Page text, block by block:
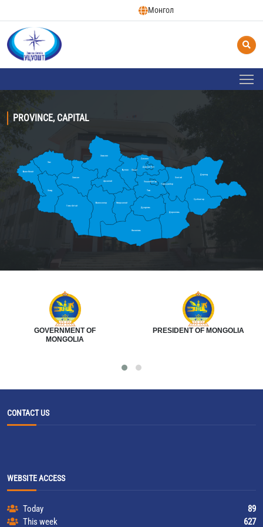
Монгол
PROVINCE, CAPITAL
Дорнод
Баян-Өлгий
Ховд
Сүхбаатар
Дорноговь
Говь-Алтай
Баянхонгор
Өмнөговь
Хөвсгөл
Булган
Увс
Сэлэнгэ
Завхан Хэнтий
Дархан-Уул
Төв
Архангай
Орхон
Дундговь
Өвөрхангай
Говьсүмбэр
Улаанбаатар
GOVERNMENT OF
MONGOLIA
PRESIDENT OF MONGOLIA
CONTACT US
WEBSITE ACCESS
Today
89
This week
627